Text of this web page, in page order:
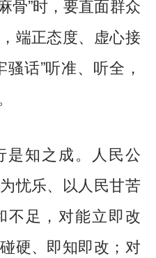
骨”时，要直面群众
端正态度、虚心接
话”听准、听全，
知之成。人民公
忧乐、以人民甘苦
不足，对能立即改
硬、即知即改；对